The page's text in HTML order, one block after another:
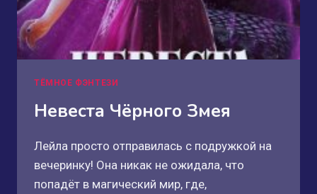
ТЁМНОЕ ФЭНТЕЗИ
Невеста Чёрного Змея
Лейла просто отправилась с подружкой на
вечеринку! Она никак не ожидала, что
попадёт в магический мир, где,